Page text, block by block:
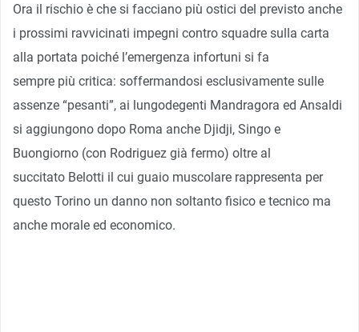
Ora il rischio è che si facciano più ostici del previsto anche
i prossimi ravvicinati impegni contro squadre sulla carta
alla portata poiché l’emergenza infortuni si fa
sempre più critica: soffermandosi esclusivamente sulle
assenze “pesanti”, ai lungodegenti Mandragora ed Ansaldi
si aggiungono dopo Roma anche Djidji, Singo e
Buongiorno (con Rodriguez già fermo) oltre al
succitato Belotti il cui guaio muscolare rappresenta per
questo Torino un danno non soltanto fisico e tecnico ma
anche morale ed economico.